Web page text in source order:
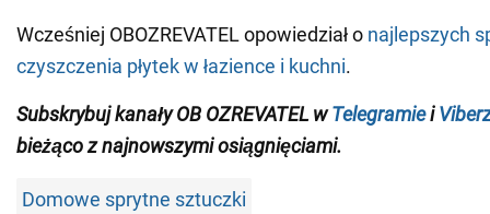
Wcześniej OBOZREVATEL opowiedział o najlepszych
czyszczenia płytek w łazience i kuchni.
Subskrybuj kanały OB OZREVATEL w Telegramiei
bieżąco znajnowszymi osiągnięciami.
Domowe sprytne sztuczki